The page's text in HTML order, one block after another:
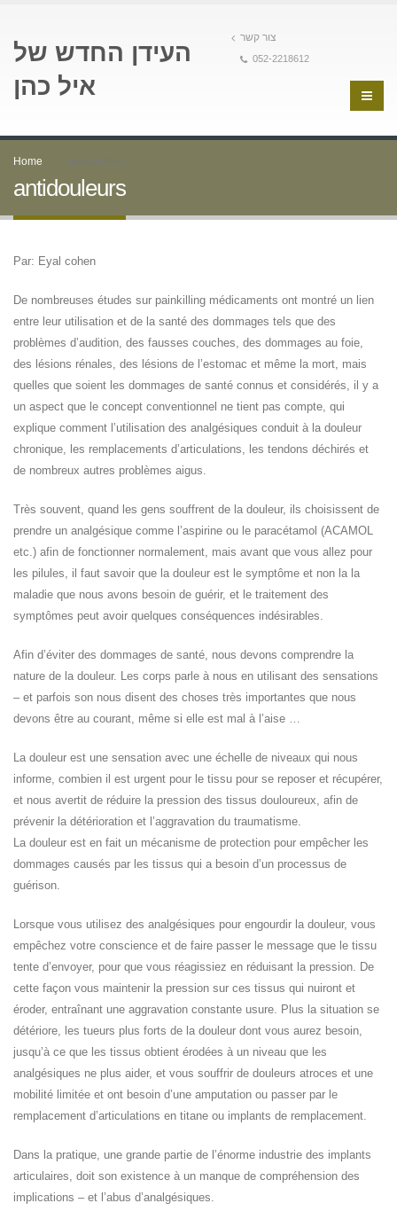
העידן החדש של
איל כהן
צור קשר
052-2218612
Home antidouleurs
antidouleurs
Par: Eyal cohen
De nombreuses études sur painkilling médicaments ont montré un lien
entre leur utilisation et de la santé des dommages tels que des
problèmes d’audition, des fausses couches, des dommages au foie,
des lésions rénales, des lésions de l’estomac et même la mort, mais
quelles que soient les dommages de santé connus et considérés, il y a
un aspect que le concept conventionnel ne tient pas compte, qui
explique comment l’utilisation des analgésiques conduit à la douleur
chronique, les remplacements d’articulations, les tendons déchirés et
de nombreux autres problèmes aigus.
Très souvent, quand les gens souffrent de la douleur, ils choisissent de
prendre un analgésique comme l’aspirine ou le paracétamol (ACAMOL
etc.) afin de fonctionner normalement, mais avant que vous allez pour
les pilules, il faut savoir que la douleur est le symptôme et non la la
maladie que nous avons besoin de guérir, et le traitement des
symptômes peut avoir quelques conséquences indésirables.
Afin d’éviter des dommages de santé, nous devons comprendre la
nature de la douleur. Les corps parle à nous en utilisant des sensations
– et parfois son nous disent des choses très importantes que nous
devons être au courant, même si elle est mal à l’aise …
La douleur est une sensation avec une échelle de niveaux qui nous
informe, combien il est urgent pour le tissu pour se reposer et récupérer,
et nous avertit de réduire la pression des tissus douloureux, afin de
prévenir la détérioration et l’aggravation du traumatisme.
La douleur est en fait un mécanisme de protection pour empêcher les
dommages causés par les tissus qui a besoin d’un processus de
guérison.
Lorsque vous utilisez des analgésiques pour engourdir la douleur, vous
empêchez votre conscience et de faire passer le message que le tissu
tente d’envoyer, pour que vous réagissiez en réduisant la pression. De
cette façon vous maintenir la pression sur ces tissus qui nuiront et
éroder, entraînant une aggravation constante usure. Plus la situation se
détériore, les tueurs plus forts de la douleur dont vous aurez besoin,
jusqu’à ce que les tissus obtient érodées à un niveau que les
analgésiques ne plus aider, et vous souffrir de douleurs atroces et une
mobilité limitée et ont besoin d’une amputation ou passer par le
remplacement d’articulations en titane ou implants de remplacement.
Dans la pratique, une grande partie de l’énorme industrie des implants
articulaires, doit son existence à un manque de compréhension des
implications – et l’abus d’analgésiques.